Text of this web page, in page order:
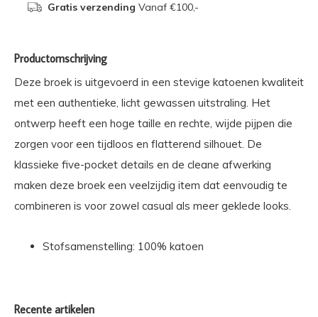
Gratis verzending Vanaf €100,-
Productomschrijving
Deze broek is uitgevoerd in een stevige katoenen kwaliteit
met een authentieke, licht gewassen uitstraling. Het
ontwerp heeft een hoge taille en rechte, wijde pijpen die
zorgen voor een tijdloos en flatterend silhouet. De
klassieke five-pocket details en de cleane afwerking
maken deze broek een veelzijdig item dat eenvoudig te
combineren is voor zowel casual als meer geklede looks.
Stofsamenstelling: 100% katoen
Recente artikelen